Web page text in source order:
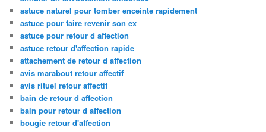
astuce naturel pour tomber enceinte rapidement
astuce pour faire revenir son ex
astuce pour retour d affection
astuce retour d'affection rapide
attachement de retour d affection
avis marabout retour affectif
avis rituel retour affectif
bain de retour d affection
bain pour retour d affection
bougie retour d'affection